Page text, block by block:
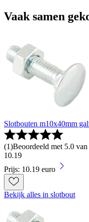
Vaak samen
Slotbouten m10x40mm
(1)Beoordeeld met 5.0
10.19
Prijs: 10.19 euro
Bekijk alles in slotbout